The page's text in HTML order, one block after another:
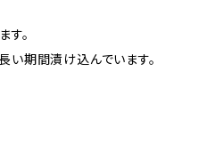
。
い期間漬け込んでいます。